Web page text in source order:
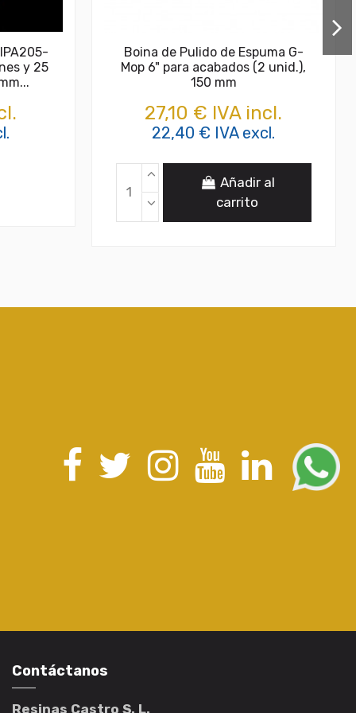
y 25
Boina de Pulido de Espuma G-
Mop 6" para acabados (2 unid.),
150 mm
27,10 € IVA incl.
22,40 € IVA excl.
Añadir al
carrito
Contáctanos
Resinas Castro S. L.